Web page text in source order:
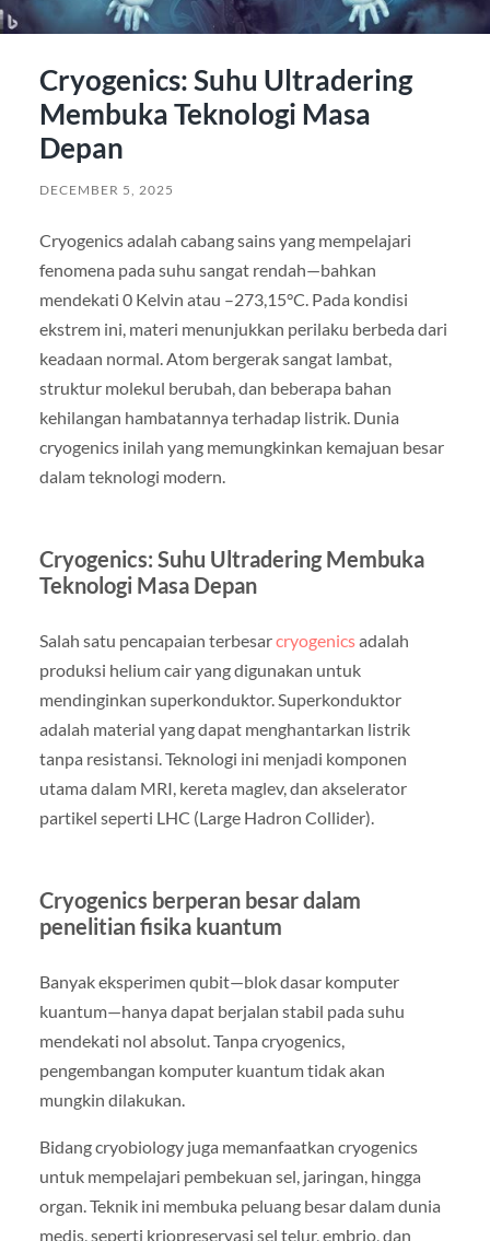
Cryogenics: Suhu Ultradering
Membuka Teknologi Masa
Depan
DECEMBER 5, 2025
Cryogenics adalah cabang sains yang mempelajari
fenomena pada suhu sangat rendah—bahkan
mendekati 0 Kelvin atau –273,15°C. Pada kondisi
ekstrem ini, materi menunjukkan perilaku berbeda dari
keadaan normal. Atom bergerak sangat lambat,
struktur molekul berubah, dan beberapa bahan
kehilangan hambatannya terhadap listrik. Dunia
cryogenics inilah yang memungkinkan kemajuan besar
dalam teknologi modern.
Cryogenics: Suhu Ultradering Membuka
Teknologi Masa Depan
Salah satu pencapaian terbesarcryogenicsadalah
produksi helium cair yang digunakan untuk
mendinginkan superkonduktor. Superkonduktor
adalah material yang dapat menghantarkan listrik
tanpa resistansi. Teknologi ini menjadi komponen
utama dalam MRI, kereta maglev, dan akselerator
partikel seperti LHC (Large Hadron Collider).
Cryogenics berperan besar dalam
penelitian fisika kuantum
Banyak eksperimen qubit—blok dasar komputer
kuantum—hanya dapat berjalan stabil pada suhu
mendekati nol absolut. Tanpa cryogenics,
pengembangan komputer kuantum tidak akan
mungkin dilakukan.
Bidang cryobiology juga memanfaatkan cryogenics
untuk mempelajari pembekuan sel, jaringan, hingga
organ. Teknik ini membuka peluang besar dalam dunia
medis, seperti kriopreservasi sel telur, embrio, dan